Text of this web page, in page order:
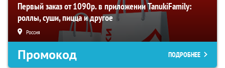
Первый заказ от 1090р. в приложении TanukiFamily:
роллы, суши, пицца и другое
Россия
Промокод ПОДРОБНЕЕ